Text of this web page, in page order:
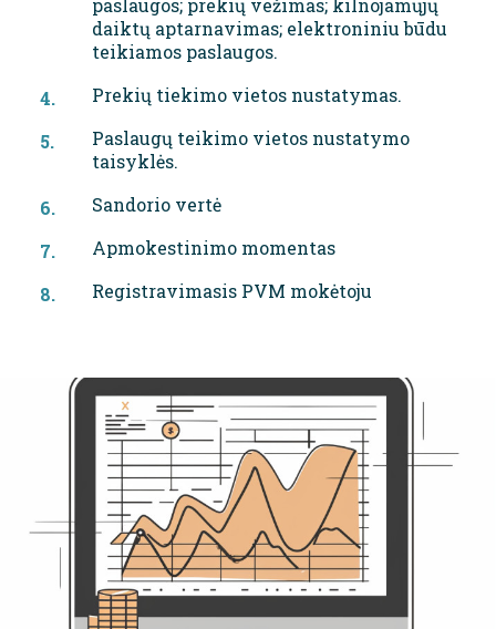
daiktų aptarnavimas; elektroniniu būdu
teikiamos paslaugos.
Prekių tiekimo vietos nustatymas.
Paslaugų teikimo vietos nustatymo
taisyklės.
Sandorio vertė
Apmokestinimo momentas
Registravimasis PVM mokėtoju